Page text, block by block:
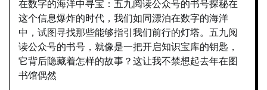
在数字的海洋中寻宝：五九阅读公众号的书号探秘在
这个信息爆炸的时代，我们如同漂泊在数字的海洋
中，试图寻找那些能够指引我们前行的灯塔。五九阅
读公众号的书号，就像是一把开启知识宝库的钥匙，
它背后隐藏着怎样的故事？这让我不禁想起去年在图
书馆偶然